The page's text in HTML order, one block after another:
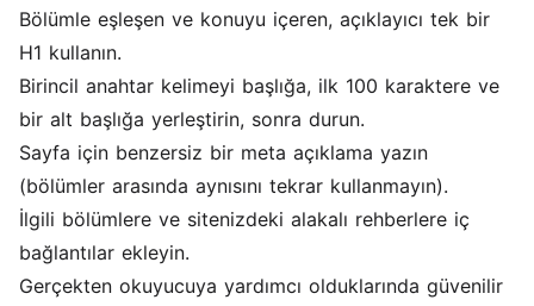
Bölümle eşleşen ve konuyu içeren, açıklayıcı tek bir
H1 kullanın.
Birincil anahtar kelimeyi başlığa, ilk 100 karaktere ve
bir alt başlığa yerleştirin, sonra durun.
Sayfa için benzersiz bir meta açıklama yazın
(bölümler arasında aynısını tekrar kullanmayın).
İlgili bölümlere ve sitenizdeki alakalı rehberlere iç
bağlantılar ekleyin.
Gerçekten okuyucuya yardımcı olduklarında güvenilir